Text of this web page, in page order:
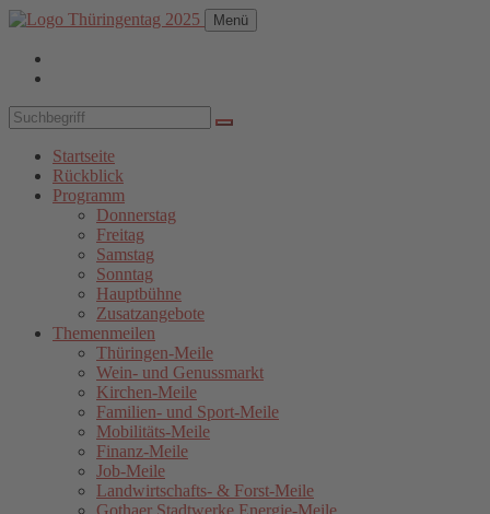
Menü
Startseite
Rückblick
Programm
Donnerstag
Freitag
Samstag
Sonntag
Hauptbühne
Zusatzangebote
Themenmeilen
Thüringen-Meile
Wein- und Genussmarkt
Kirchen-Meile
Familien- und Sport-Meile
Mobilitäts-Meile
Finanz-Meile
Job-Meile
Landwirtschafts- & Forst-Meile
Gothaer Stadtwerke Energie-Meile